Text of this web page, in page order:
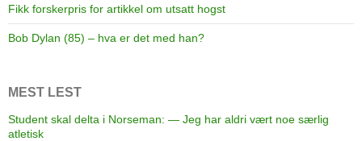
a
Fikk forskerpris for artikkel om utsatt hogst
Bob Dylan (85) – hva er det med han?
MEST LEST
Student skal delta i Norseman: — Jeg har aldri vært noe særlig
atletisk